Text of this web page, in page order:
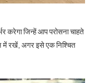
करेगा जिन्हें आप परोसना चाहते
में रखें, अगर इसे एक निश्चित